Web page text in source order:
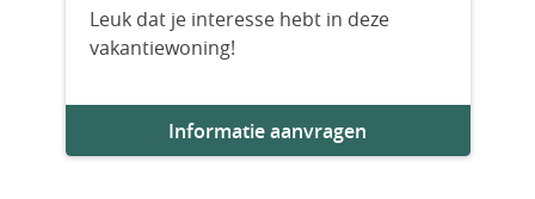
Bouwjaar
Aantal slaapkamers
Leuk dat je interesse hebt in deze
vakantiewoning!
Informatie aanvragen